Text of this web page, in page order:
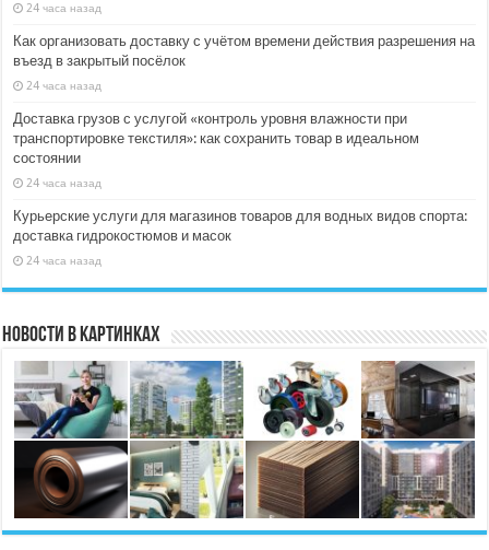
24 часа назад
Как организовать доставку с учётом времени действия разрешения на
въезд в закрытый посёлок
24 часа назад
Доставка грузов с услугой «контроль уровня влажности при
транспортировке текстиля»: как сохранить товар в идеальном
состоянии
24 часа назад
Курьерские услуги для магазинов товаров для водных видов спорта:
доставка гидрокостюмов и масок
24 часа назад
Новости в картинках